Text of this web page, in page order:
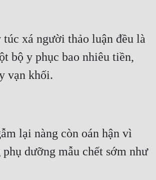
xá người thảo luận đều là
bộ y phục bao nhiêu tiền,
vạn khối.
lại nàng còn oán hận vì
dưỡng mẫu chết sớm như